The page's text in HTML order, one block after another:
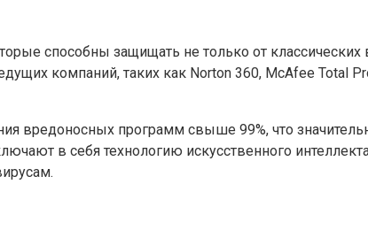
способны защищать не только от классических
компаний, таких как Norton 360, McAfee Total
вредоносных программ свыше 99%, что
в себя технологию искусственного